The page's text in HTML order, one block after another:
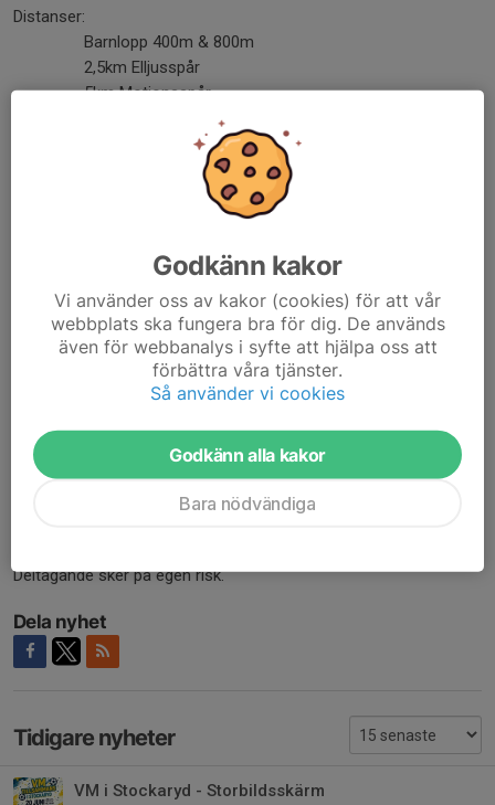
Distanser:
Barnlopp 400m & 800m
2,5km Elljusspår
5km Motionsspår
10.30 Barnlopp 400m & 800m
Ta gärna cykeln eller gå!
Ingen tidtagning kommer att ske.
Kiosk med Korv med Bröd finns på plats.
Vätskestationer kommer finnas utmed banan.
Deltagande sker på egen risk.
Dela nyhet
Tidigare nyheter
VM i Stockaryd - Storbildsskärm
Godkänn kakor
Vi använder oss av kakor (cookies) för att vår
webbplats ska fungera bra för dig. De används
även för webbanalys i syfte att hjälpa oss att
förbättra våra tjänster.
Så använder vi cookies
Godkänn alla kakor
Bara nödvändiga